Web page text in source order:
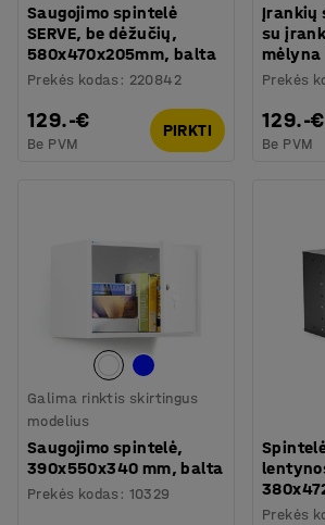
Saugojimo spintelė
SERVE, be dėžučių,
580x470x205mm, balta
Prekės kodas : 220842
129.-€
Be PVM
PIRKTI
Įrankių
su
mėlyna
Prekės
129.-€
Be PVM
Galima rinktis skirtingus
modelius
Saugojimo spintelė,
390x550x340 mm, balta
Prekės kodas : 10329
Prekės